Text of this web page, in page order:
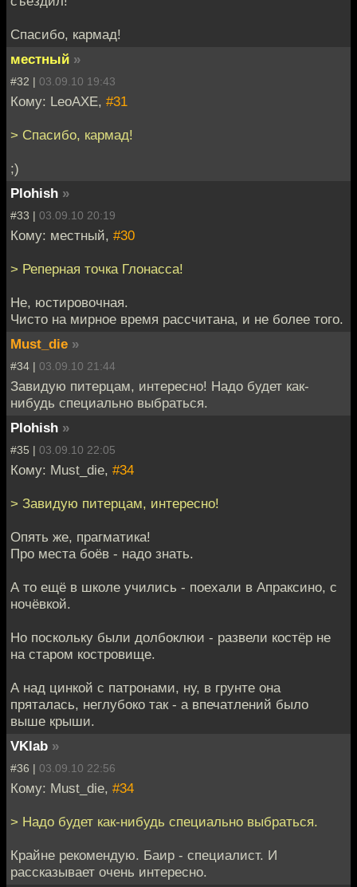
Спасибо, кармад!
местный »
#32 | 03.09.10 19:43
Кому: LeoAXE, #31
> Спасибо, кармад!
;)
Plohish »
#33 | 03.09.10 20:19
Кому: местный, #30
> Реперная точка Глонасса!
Не, юстировочная.
Чисто на мирное время рассчитана, и не более того.
Must_die »
#34 | 03.09.10 21:44
Завидую питерцам, интересно! Надо будет как-
нибудь специально выбраться.
Plohish »
#35 | 03.09.10 22:05
Кому: Must_die, #34
> Завидую питерцам, интересно!
Опять же, прагматика!
Про места боёв - надо знать.
А то ещё в школе учились - поехали в Апраксино, с
ночёвкой.
Но поскольку были долбоклюи - развели костёр не
на старом костровище.
А над цинкой с патронами, ну, в грунте она
пряталась, неглубоко так - а впечатлений было
выше крыши.
VKlab »
#36 | 03.09.10 22:56
Кому: Must_die, #34
> Надо будет как-нибудь специально выбраться.
Крайне рекомендую. Баир - специалист. И
рассказывает очень интересно.